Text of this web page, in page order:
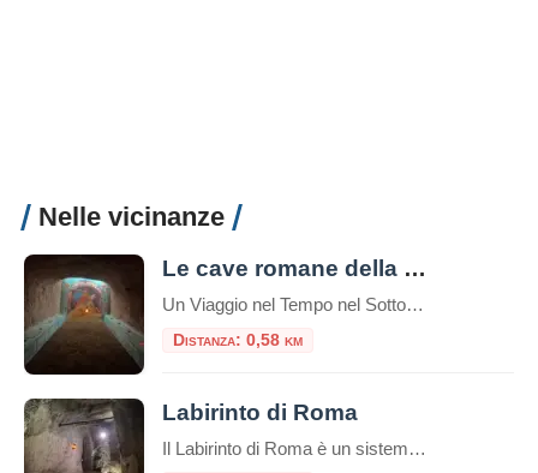
Nelle vicinanze
Le cave romane della Caffarella
Un Viaggio nel Tempo nel Sottosuolo di Roma Nel cuore pulsante di Roma, celato all’interno della splendida cornice naturale del Parco Regionale dell’Appia Antica, si nasconde un tesoro di storia e mistero: le Cave Romane della Caffarella. Questo affascinante complesso ipogeo offre un’esperienza di viaggio unica, portando i visitatori a esplorare un mondo sotterraneo che […]
Distanza: 0,58 km
Labirinto di Roma
Il Labirinto di Roma è un sistema di gallerie sotterranee che si estende per circa 5 km, di cui 1,5 km sono accessibili al pubblico tramite visite guidate a piedi o in bicicletta. Queste gallerie furono originariamente scavate a partire dal I secolo d.C. per l’estrazione di materiali da costruzione, come la pozzolana, utilizzati nella […]